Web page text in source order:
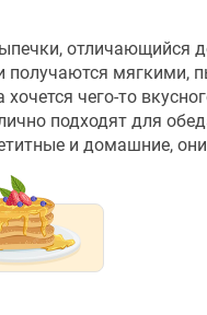
отличающийся
получаются
чего-то
подходят для
и домашние,